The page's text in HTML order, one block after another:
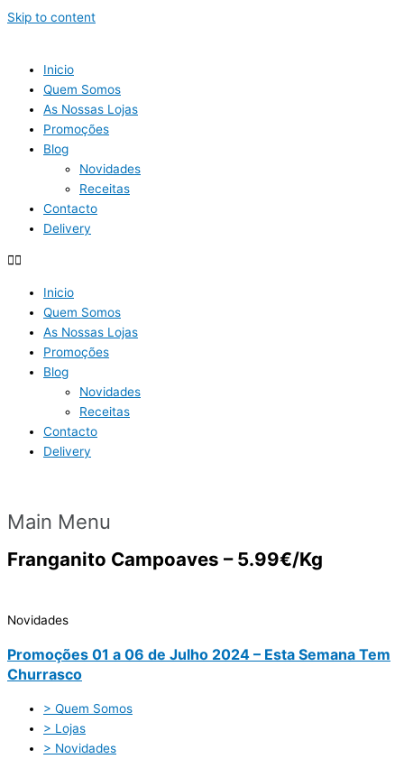
Skip to content
Inicio
Quem Somos
As Nossas Lojas
Promoções
Blog
Novidades
Receitas
Contacto
Delivery
Inicio
Quem Somos
As Nossas Lojas
Promoções
Blog
Novidades
Receitas
Contacto
Delivery
Main Menu
Franganito Campoaves – 5.99€/Kg
Novidades
Promoções 01 a 06 de Julho 2024 – Esta Semana Tem
Churrasco
> Quem Somos
> Lojas
> Novidades